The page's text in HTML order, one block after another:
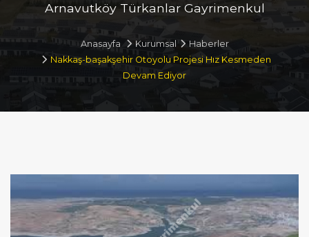
Arnavutköy Türkanlar Gayrimenkul
Anasayfa Kurumsal
Haberler
Nakkaş-başakşehir Otoyolu Projesi Hız Kesmeden
Devam Ediyor